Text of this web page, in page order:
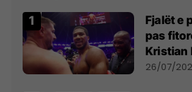
Fjalët e
pas
Kristian
26/07/